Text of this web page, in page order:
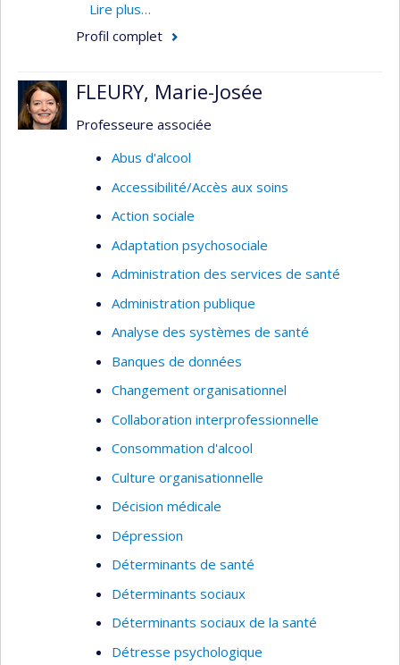
contrôle et d'élimination du paludisme (malaria),
ainsi que sur les politiques pour améliorer la
Lire plus…
Profil complet
FLEURY, Marie-Josée
Professeure associée
Abus d'alcool
Accessibilité/Accès aux soins
Action sociale
Adaptation psychosociale
Administration des services de santé
Administration publique
Analyse des systèmes de santé
Banques de données
Changement organisationnel
Collaboration interprofessionnelle
Consommation d'alcool
Culture organisationnelle
Décision médicale
Dépression
Déterminants de santé
Déterminants sociaux
Déterminants sociaux de la santé
Détresse psychologique